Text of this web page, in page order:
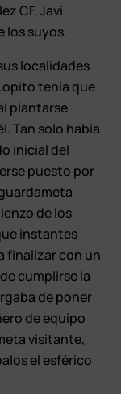
CF, Javi
los suyos.
localidades
tenía que
plantarse
Tan solo había
inicial del
puesto por
de los
instantes
finalizar con un
cumplirse la
de poner
de equipo
visitante,
el esférico